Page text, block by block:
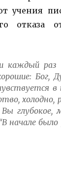
учения
отказа
каждый раз
Бог,
в
холодно,
глубокое,
начале было